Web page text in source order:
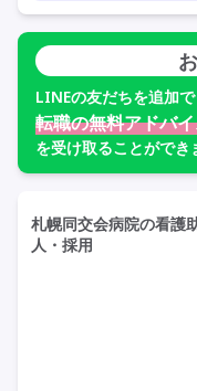
車通勤可
LINEの友だちを追加で
転職の無料アドバ
を受け取ることができ
札幌同交会病院の看護
人・採用